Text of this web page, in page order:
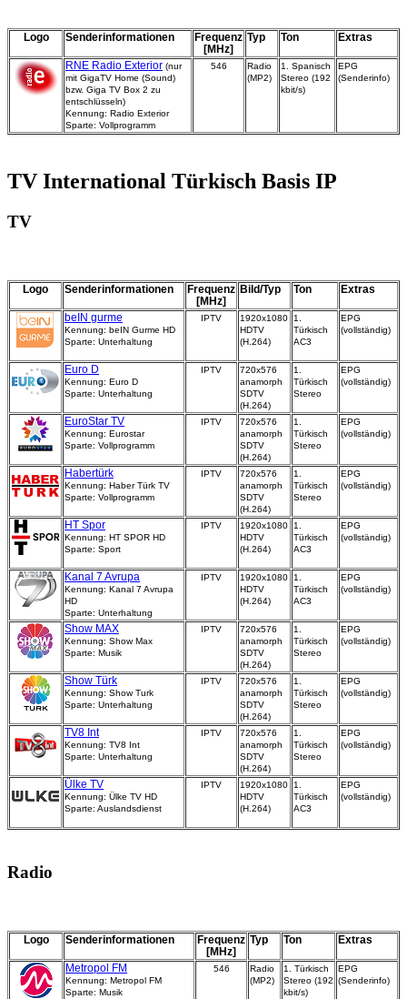
Logo Senderinformationen
Frequenz
[MHz]
Typ Ton Extras
RNE Radio Exterior (nur
mit GigaTV Home (Sound)
bzw. Giga TV Box 2 zu
entschlüsseln)
Kennung: Radio Exterior
Sparte: Vollprogramm
546
Radio
(MP2)
1. Spanisch
Stereo (192
kbit/s)
EPG
(Senderinfo)
TV International Türkisch Basis IP
TV
Logo Senderinformationen
Frequenz
[MHz]
Bild/Typ Ton Extras
beIN gurme
Kennung: beIN Gurme HD
Sparte: Unterhaltung
IPTV
1920x1080
HDTV
(H.264)
1.
Türkisch
AC3
EPG
(vollständig)
Euro D
Kennung: Euro D
Sparte: Unterhaltung
IPTV
720x576
anamorph
SDTV
(H.264)
1.
Türkisch
Stereo
EPG
(vollständig)
EuroStar TV
Kennung: Eurostar
Sparte: Vollprogramm
IPTV
720x576
anamorph
SDTV
(H.264)
1.
Türkisch
Stereo
EPG
(vollständig)
Habertürk
Kennung: Haber Türk TV
Sparte: Vollprogramm
IPTV
720x576
anamorph
SDTV
(H.264)
1.
Türkisch
Stereo
EPG
(vollständig)
HT Spor
Kennung: HT SPOR HD
Sparte: Sport
IPTV
1920x1080
HDTV
(H.264)
1.
Türkisch
AC3
EPG
(vollständig)
Kanal 7 Avrupa
Kennung: Kanal 7 Avrupa
HD
Sparte: Unterhaltung
IPTV
1920x1080
HDTV
(H.264)
1.
Türkisch
AC3
EPG
(vollständig)
Show MAX
Kennung: Show Max
Sparte: Musik
IPTV
720x576
anamorph
SDTV
(H.264)
1.
Türkisch
Stereo
EPG
(vollständig)
Show Türk
Kennung: Show Turk
Sparte: Unterhaltung
IPTV
720x576
anamorph
SDTV
(H.264)
1.
Türkisch
Stereo
EPG
(vollständig)
TV8 Int
Kennung: TV8 Int
Sparte: Unterhaltung
IPTV
720x576
anamorph
SDTV
(H.264)
1.
Türkisch
Stereo
EPG
(vollständig)
Ülke TV
Kennung: Ülke TV HD
Sparte: Auslandsdienst
IPTV
1920x1080
HDTV
(H.264)
1.
Türkisch
AC3
EPG
(vollständig)
Radio
Logo Senderinformationen
Frequenz
[MHz]
Typ Ton Extras
Metropol FM
Kennung: Metropol FM
Sparte: Musik
546
Radio
(MP2)
1. Türkisch
Stereo (192
kbit/s)
EPG
(Senderinfo)